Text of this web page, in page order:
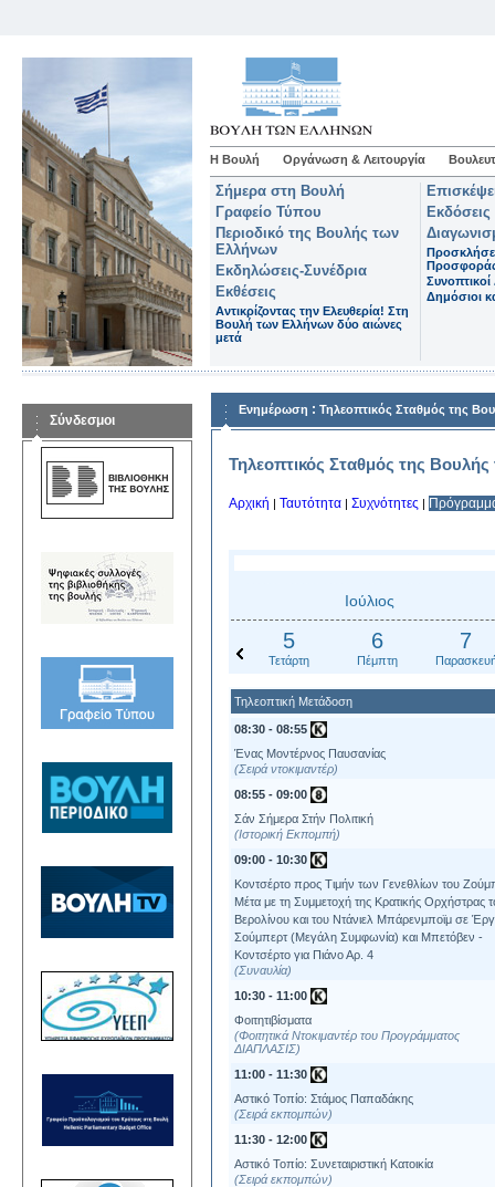
Η Βουλή Οργάνωση & Λειτουργία
Σήμερα στη Βουλή
Γραφείο Τύπου
Περιοδικό της Βουλής των
Ελλήνων
Εκδηλώσεις-Συνέδρια
Εκθέσεις
Αντικρίζοντας την Ελευθερία! Στη
Βουλή των Ελλήνων δύο αιώνες
μετά
Εκδόσεις
Δημόσιοι
Σύνδεσμοι
Ενημέρωση : Τηλεοπτικός Σταθμός της
Τηλεοπτικός Σταθμός της
Αρχική | Ταυτότητα | Συχνότητες |
Ιούλιος
5
Τετάρτη
6
Πέμπτη
7
Τηλεοπτική Μετάδοση
08:30 - 08:55
Ένας Μοντέρνος Παυσανίας
Σειρά ντοκιμαντέρ
08:55 - 09:00
Σάν Σήμερα Στήν Πολιτική
Ιστορική Εκπομπή
09:00 - 10:30
Κοντσέρτο προς Τιμήν των Γενεθλίων του
Μέτα με τη Συμμετοχή της Κρατικής Ορχήστρας
Βερολίνου και του Ντάνιελ Μπάρενμποϊμ σε
Σούμπερτ (Μεγάλη Συμφωνία) και Μπετόβεν -
Κοντσέρτο για Πιάνο Αρ. 4
Συναυλία
10:30 - 11:00
Φοιτητιβίσματα
Φοιτητικά Ντοκιμαντέρ του Προγράμματος
ΔΙΑΠΛΑΣΙΣ
11:00 - 11:30
Αστικό Τοπίο: Στάμος Παπαδάκης
Σειρά εκπομπών
11:30 - 12:00
Αστικό Τοπίο: Συνεταιριστική Κατοικία
Σειρά εκπομπών